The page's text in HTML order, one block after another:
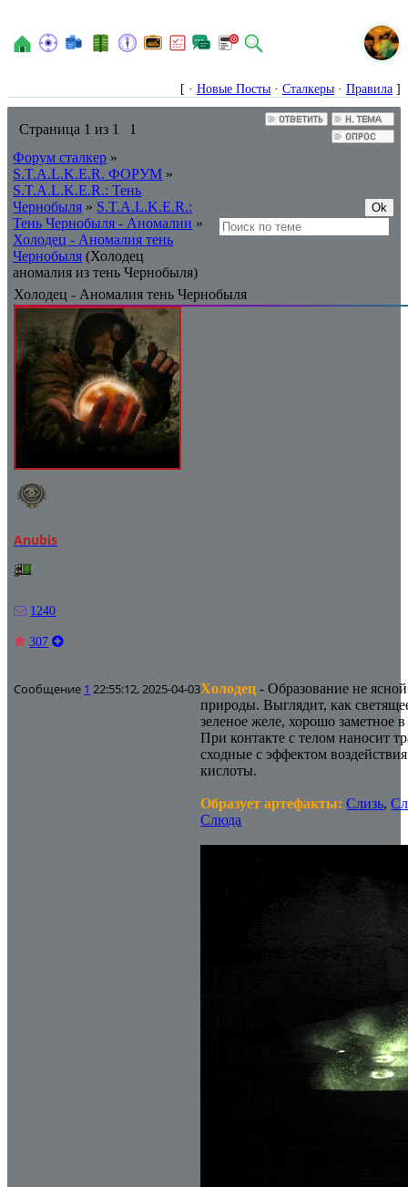
N
[ · Новые Посты · Сталкеры · Правила ]
Страница 1 из 1
1
Форум сталкер »
S.T.A.L.K.E.R. ФОРУМ »
S.T.A.L.K.E.R.: Тень
Чернобыля » S.T.A.L.K.E.R.:
Тень Чернобыля - Аномалии »
Холодец - Аномалия тень
Чернобыля (Холодец
аномалия из тень Чернобыля)
Холодец - Аномалия тень Чернобыля
Anubis
1240
307
Сообщение 1 22:55:12, 2025-04-03Холодец - Образование не
природы. Выглядит, как
зеленое желе, хорошо заметное
При контакте с телом наносит
сходные с эффектом
кислоты.
Образует артефакты: Слизь,
Слюда